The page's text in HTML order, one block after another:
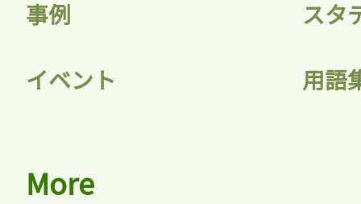
記事をお気に入りに
事例 スタ
イベント 用語
More